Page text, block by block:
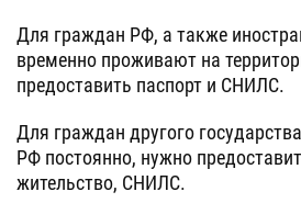
Для граждан РФ, а также
временно проживают на
предоставить паспорт и СНИЛС.
Для граждан другого
РФ постоянно, нужно
жительство, СНИЛС.